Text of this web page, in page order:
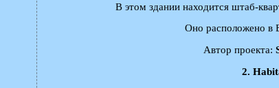
В этом здании находится штаб-
Оно расположено в
Автор проекта:
2.